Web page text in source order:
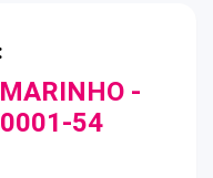
-
54